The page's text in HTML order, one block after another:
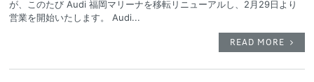
が、このたび Audi 福岡マリーナを移転リニューアルし、2月29日より
営業を開始いたします。 Audi...
READ MORE